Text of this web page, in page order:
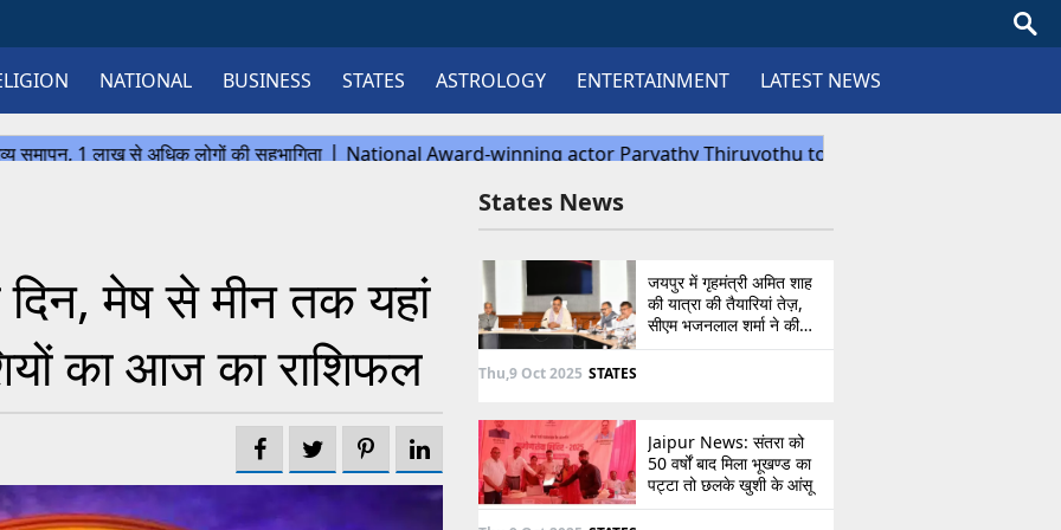
NATIONAL BUSINESS STATES ASTROLOGY ENTERTAINMENT LATEST NEWS
मेष से मीन तक यहां
का आज का राशिफल
States News
जयपुर में गृहमंत्री अमित शाह
की यात्रा की तैयारियां तेज़,
सीएम भजनलाल शर्मा ने की
उच्चस्तरीय बैठक
Thu,9 Oct 2025 STATES
Jaipur News: संतरा को
50 वर्षों बाद मिला भूखण्ड का
पट्टा तो छलके खुशी के आंसू